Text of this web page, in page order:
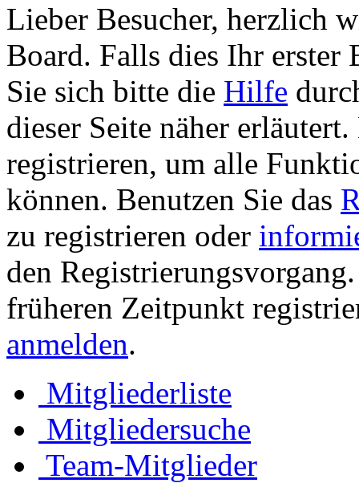
Lieber Besucher, herzlich
Board. Falls dies Ihr erster
Sie sich bitte die Hilfe
dieser Seite näher
registrieren, um alle
können. Benutzen Sie das
zu registrieren oder
den
früheren Zeitpunkt
anmelden.
Mitgliederliste
Mitgliedersuche
Team-Mitglieder